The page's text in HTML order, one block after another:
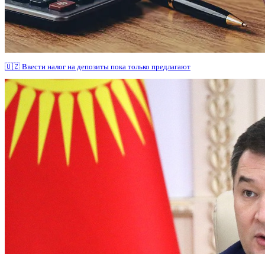
🇺🇿 Ввести налог на депозиты пока только предлагают